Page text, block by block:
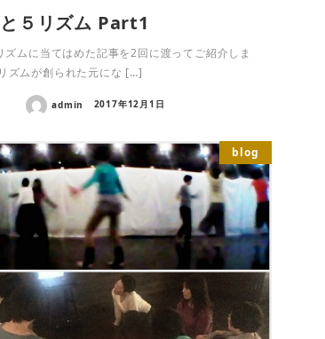
５リズム Part1
ズムに当てはめた記事を2回に渡ってご紹介しま
ズムが創られた元にな […]
admin 2017年12月1日
blog